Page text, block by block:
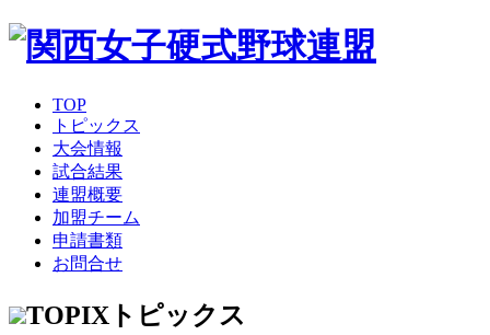
TOP
トピックス
大会情報
試合結果
連盟概要
加盟チーム
申請書類
お問合せ
TOPIX トピックス